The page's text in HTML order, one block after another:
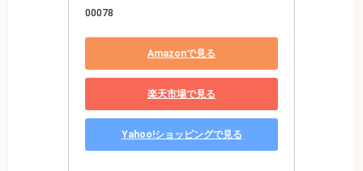
00078
Amazonで見る
楽天市場で見る
Yahoo!ショッピングで見る